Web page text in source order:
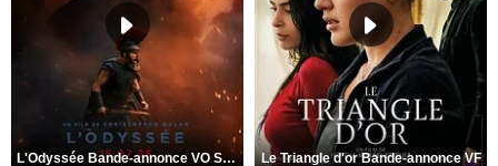
L'Odyssée Bande-annonce VO STFR Le Triangle d'or Bande-annonce VF